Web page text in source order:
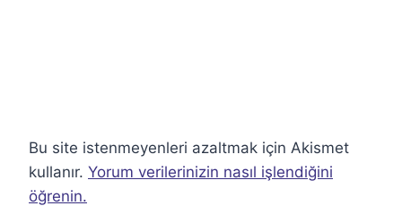
Bu site istenmeyenleri azaltmak için Akismet
kullanır. Yorum verilerinizin nasıl işlendiğini
öğrenin.